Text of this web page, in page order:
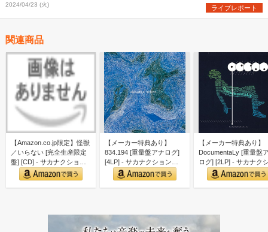
2024/04/23 (火) ライブレポート
関連商品
【Amazon.co.jp限定】怪獣
／いらない [完全生産限定
盤] [CD] - サカナクション
（…
【メーカー特典あり】
834.194 [重量盤アナログ]
[4LP] - サカナクション
（メーカー…
【メーカー特典あり】
DocumentaLy [重量盤
ログ] [2LP] - サカナク
ン （…